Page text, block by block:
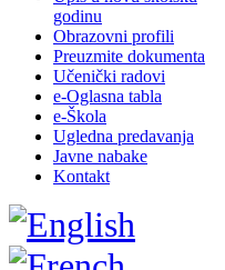
godinu
Obrazovni profili
Preuzmite dokumenta
Učenički radovi
e-Oglasna tabla
e-Škola
Ugledna predavanja
Javne nabake
Kontakt